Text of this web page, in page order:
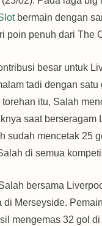
bermain dengan
poin penuh dari The
besar untuk
tadi dengan satu
itu, Salah
saat berseragam
sudah mencetak 25
di semua
bersama
di Merseyside.
mengemas 32 gol